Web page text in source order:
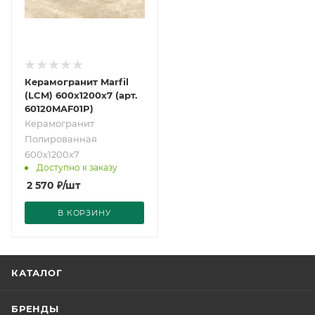
Керамогранит Marfil
(LCM) 600х1200х7 (арт.
60120MAF01P)
Керамогранит
Полированная
600х1200х7
Доступно к заказу
2 570 ₽/шт
В КОРЗИНУ
КАТАЛОГ
БРЕНДЫ